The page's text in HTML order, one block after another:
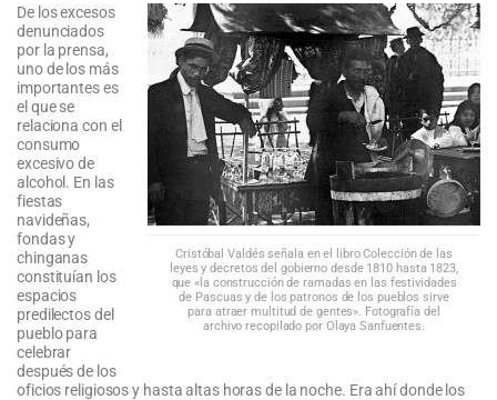
Cristóbal Valdés señala en el libro Colección de las
leyes y decretos del gobierno desde 1810 hasta 1823,
que «la construcción de ramadas en las festividades
de Pascuas y de los patronos de los pueblos sirve
para atraer multitud de gentes». Fotografía del
archivo recopilado por Olaya Sanfuentes.
De los excesos
denunciados
por la prensa,
uno de los más
importantes es
el que se
relaciona con el
consumo
excesivo de
alcohol. En las
fiestas
navideñas,
fondas y
chinganas
constituían los
espacios
predilectos del
pueblo para
celebrar
después de los
oficios religiosos y hasta altas horas de la noche. Era ahí donde los